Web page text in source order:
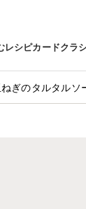
レシピカードクラ
ぎのタルタルソ